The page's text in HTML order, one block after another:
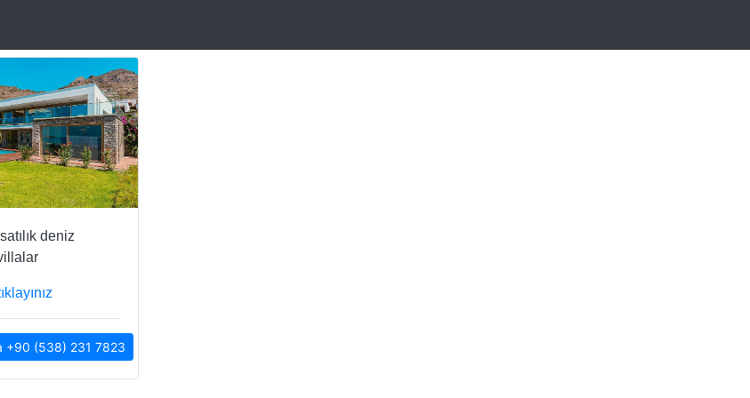
deniz
+90 (538) 231 7823